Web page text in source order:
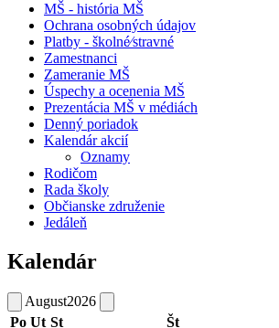
MŠ - história MŠ
Ochrana osobných údajov
Platby - školné⁄stravné
Zamestnanci
Zameranie MŠ
Úspechy a ocenenia MŠ
Prezentácia MŠ v médiách
Denný poriadok
Kalendár akcií
Oznamy
Rodičom
Rada školy
Občianske združenie
Jedáleň
Kalendár
August2026
Po Ut St Št